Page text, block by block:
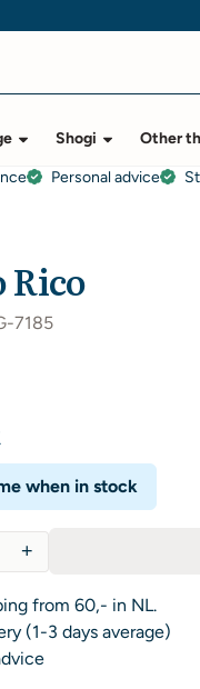
Shogi Other
Personal advice
Rico
7185
when in stock
+
from 60,- in NL.
(1-3 days average)